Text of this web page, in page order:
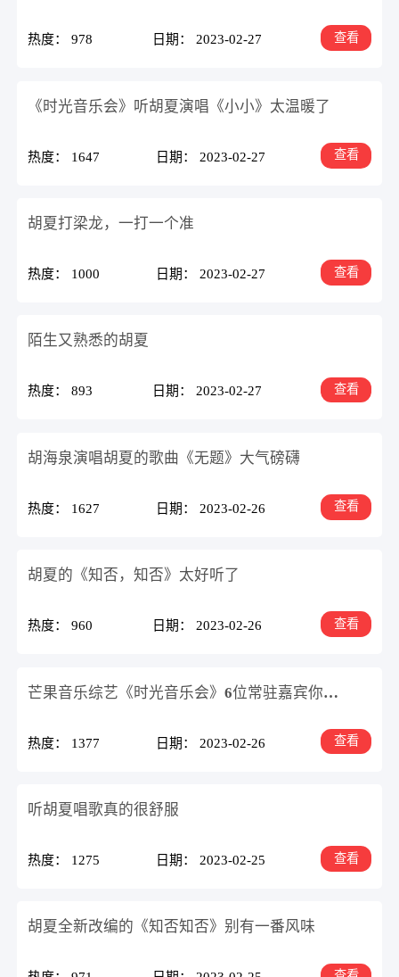
热度： 978 日期： 2023-02-27 查看
《时光音乐会》听胡夏演唱《小小》太温暖了
热度： 1647 日期： 2023-02-27 查看
胡夏打梁龙，一打一个准
热度： 1000 日期： 2023-02-27 查看
陌生又熟悉的胡夏
热度： 893 日期： 2023-02-27 查看
胡海泉演唱胡夏的歌曲《无题》大气磅礴
热度： 1627 日期： 2023-02-26 查看
胡夏的《知否，知否》太好听了
热度： 960 日期： 2023-02-26 查看
芒果音乐综艺《时光音乐会》6位常驻嘉宾你更喜欢谁
热度： 1377 日期： 2023-02-26 查看
听胡夏唱歌真的很舒服
热度： 1275 日期： 2023-02-25 查看
胡夏全新改编的《知否知否》别有一番风味